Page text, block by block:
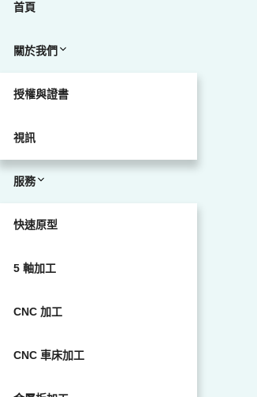
首頁
關於我們
授權與證書
視訊
服務
快速原型
5 軸加工
CNC 加工
CNC 車床加工